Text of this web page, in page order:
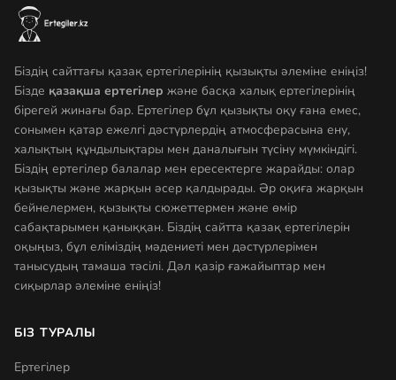
Біздің сайттағы қазақ ертегілерінің қызықты әлеміне еніңіз!
Бізде қазақша ертегілер және басқа халық ертегілерінің
бірегей жинағы бар. Ертегілер бұл қызықты оқу ғана емес,
сонымен қатар ежелгі дәстүрлердің атмосферасына ену,
халықтың құндылықтары мен даналығын түсіну мүмкіндігі.
Біздің ертегілер балалар мен ересектерге жарайды: олар
қызықты және жарқын әсер қалдырады. Әр оқиға жарқын
бейнелермен, қызықты сюжеттермен және өмір
сабақтарымен қаныққан. Біздің сайтта қазақ ертегілерін
оқыңыз, бұл еліміздің мәдениеті мен дәстүрлерімен
танысудың тамаша тәсілі. Дәл қазір ғажайыптар мен
сиқырлар әлеміне еніңіз!
БІЗ ТУРАЛЫ
Ертегілер